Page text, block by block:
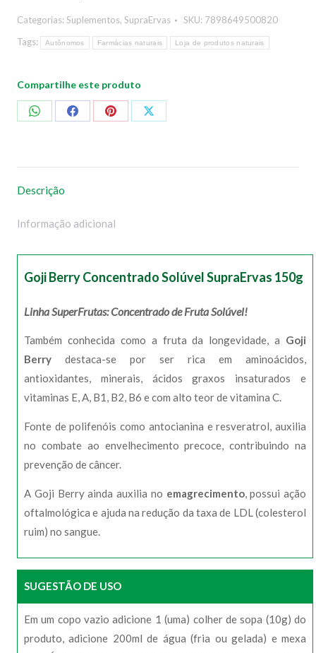
Categorias: Suplementos, SupraErvas SKU: 7898649500820
Tags:
Autônomos Farmácias naturais Loja de produtos naturais
Compartilhe este produto
CompartilharCompartilharCompartilharCompartilhar
Descrição
Informação adicional
Goji Berry Concentrado Solúvel SupraErvas 150g
Linha SuperFrutas: Concentrado de Fruta Solúvel!
Também conhecida como a fruta da longevidade, a Goji
Berry destaca-se por ser rica em aminoácidos,
antioxidantes, minerais, ácidos graxos insaturados e
vitaminas E, A, B1, B2, B6 e com alto teor de vitamina C.
Fonte de polifenóis como antocianina e resveratrol, auxilia
no combate ao envelhecimento precoce, contribuindo na
prevenção de câncer.
A Goji Berry ainda auxilia no emagrecimento, possui ação
oftalmológica e ajuda na redução da taxa de LDL (colesterol
ruim) no sangue.
SUGESTÃO DE USO
Em um copo vazio adicione 1 (uma) colher de sopa (10g) do
produto, adicione 200ml de água (fria ou gelada) e mexa